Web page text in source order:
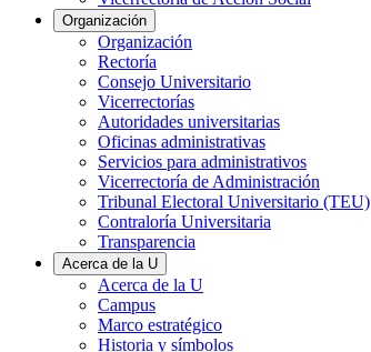
Organización
Organización
Rectoría
Consejo Universitario
Vicerrectorías
Autoridades universitarias
Oficinas administrativas
Servicios para administrativos
Vicerrectoría de Administración
Tribunal Electoral Universitario (TEU)
Contraloría Universitaria
Transparencia
Acerca de la U
Acerca de la U
Campus
Marco estratégico
Historia y símbolos